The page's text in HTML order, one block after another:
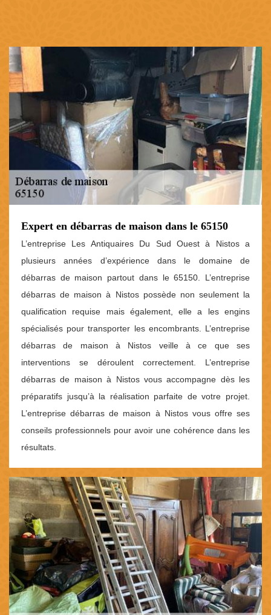
Expert en débarras de maison dans le 65150
L’entreprise Les Antiquaires Du Sud Ouest à Nistos a
plusieurs années d’expérience dans le domaine de
débarras de maison partout dans le 65150. L’entreprise
débarras de maison à Nistos possède non seulement la
qualification requise mais également, elle a les engins
spécialisés pour transporter les encombrants. L’entreprise
débarras de maison à Nistos veille à ce que ses
interventions se déroulent correctement. L’entreprise
débarras de maison à Nistos vous accompagne dès les
préparatifs jusqu’à la réalisation parfaite de votre projet.
L’entreprise débarras de maison à Nistos vous offre ses
conseils professionnels pour avoir une cohérence dans les
résultats.